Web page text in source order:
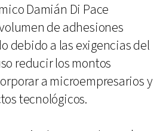
Damián Di Pace
de adhesiones
debido a las exigencias del
reducir los montos
a microempresarios y
tecnológicos.